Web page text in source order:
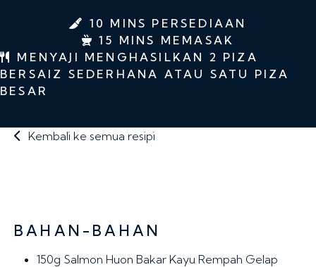
10 MINS PERSEDIAAN
15 MINS MEMASAK
MENYAJI MENGHASILKAN 2 PIZA
BERSAIZ SEDERHANA ATAU SATU PIZA
BESAR
Kembali ke semua resipi
BAHAN-BAHAN
150g Salmon Huon Bakar Kayu Rempah Gelap